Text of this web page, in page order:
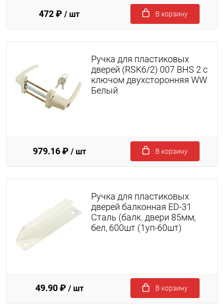
472 ₽ / шт В корзину
Ручка для пластиковых
дверей (RSK6/2) 007 BHS 2 с
ключом двухсторонняя WW
Белый
979.16 ₽ / шт В корзину
Ручка для пластиковых
дверей балконная ED-31
Сталь (балк. двери 85мм,
бел, 600шт (1уп-60шт)
49.90 ₽ / шт В корзину